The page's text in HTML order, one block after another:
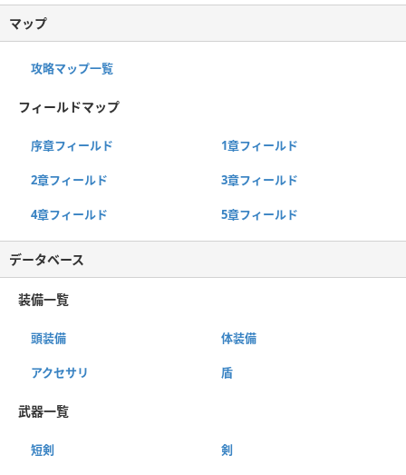
マップ
攻略マップ一覧
フィールドマップ
序章フィールド 1章フィールド
2章フィールド 3章フィールド
4章フィールド 5章フィールド
データベース
装備一覧
頭装備 体装備
アクセサリ 盾
武器一覧
短剣 剣